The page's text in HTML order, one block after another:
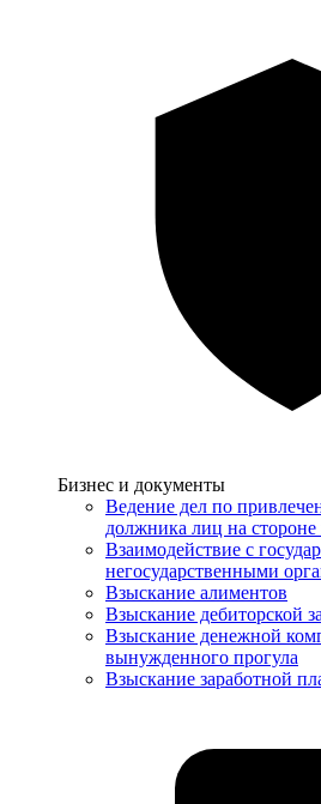
Услуги
Бизнес и документы
Ведение дел по
должника лиц на стороне
Взаимодействие с
негосударственными
Взыскание алиментов
Взыскание дебиторской
Взыскание денежной
вынужденного прогула
Взыскание заработной